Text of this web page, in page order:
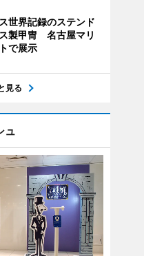
世界記録のステンド
製甲冑 名古屋マリ
で展示
見る
ュ